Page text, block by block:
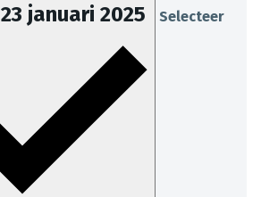
23 januari 2025 Selecteer